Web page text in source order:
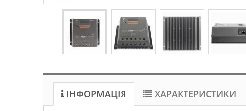
ІНФОРМАЦІЯ ХАРАКТЕРИСТИКИ